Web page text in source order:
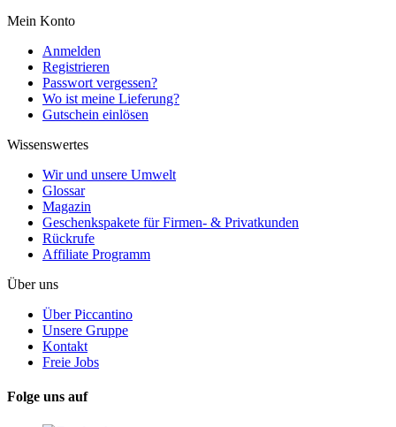
Mein Konto
Anmelden
Registrieren
Passwort vergessen?
Wo ist meine Lieferung?
Gutschein einlösen
Wissenswertes
Wir und unsere Umwelt
Glossar
Magazin
Geschenkspakete für Firmen- & Privatkunden
Rückrufe
Affiliate Programm
Über uns
Über Piccantino
Unsere Gruppe
Kontakt
Freie Jobs
Folge uns auf